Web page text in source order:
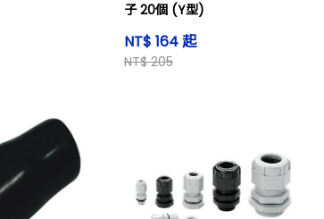
子 20個 (Y型)
NT$ 164 起
NT$ 205